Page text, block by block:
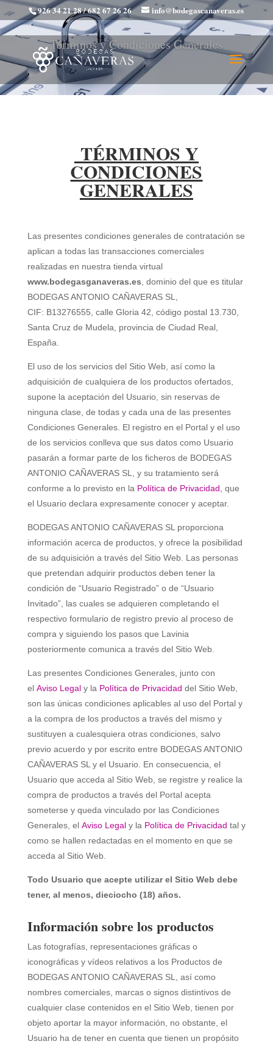
926 34 21 28 / 682 67 26 26 info@bodegascanaveras.es
Términos y Condiciones Generales
TÉRMINOS Y
CONDICIONES
GENERALES
Las presentes condiciones generales de contratación se
aplican a todas las transacciones comerciales
realizadas en nuestra tienda virtual
www.bodegasganaveras.es , dominio del que es titular
BODEGAS ANTONIO CAÑAVERAS SL
CIF: B13276555, calle Gloria 42 , código postal 13.730,
Santa Cruz de Mudela, provincia de Ciudad Real,
España.
El uso de los servicios del Sitio Web, así como la
adquisición de cualquiera de los productos ofertados,
supone la aceptación del Usuario, sin reservas de
ninguna clase, de todas y cada una de las presentes
Condiciones Generales. El registro en el Portal y el uso
de los servicios conlleva que sus datos como Usuario
pasarán a formar parte de los ficheros de BODEGAS
ANTONIO CAÑAVERAS SL
, y su tratamiento será
conforme a lo previsto en la Política de Privacidad que
el Usuario declara expresamente conocer y aceptar.
BODEGAS ANTONIO CAÑAVERAS SL proporciona
información acerca de productos, y ofrece la posibilidad
de su adquisición a través del Sitio Web. Las personas
que pretendan adquirir productos deben tener la
condición de “Usuario Registrado” o de “Usuario
Invitado”, las cuales se adquieren completando el
respectivo formulario de registro previo al proceso de
compra y siguiendo los pasos que Lavinia
posteriormente comunica a través del Sitio Web.
Las presentes Condiciones Generales, junto con
el Aviso Legaly la Política de Privacidad del Sitio Web,
son las únicas condiciones aplicables al uso del Portal y
a la compra de los productos a través del mismo y
sustituyen a cualesquiera otras condiciones, salvo
previo acuerdo y por escrito entre BODEGAS ANTONIO
CAÑAVERAS SL y el Usuario. En consecuencia, el
Usuario que acceda al Sitio Web, se registre y realice la
compra de productos a través del Portal acepta
someterse y queda vinculado por las Condiciones
Generales, el Aviso Legaly la Política de Privacidad tal y
como se hallen redactadas en el momento en que se
acceda al Sitio Web.
Todo Usuario que acepte utilizar el Sitio Web debe
tener, al menos, dieciocho (18) años.
Información sobre los productos
Las fotografías, representaciones gráficas o
iconográficas y vídeos relativos a los Productos de
BODEGAS ANTONIO CAÑAVERAS SL
, así como
nombres comerciales, marcas o signos distintivos de
cualquier clase contenidos en el Sitio Web, tienen por
objeto aportar la mayor información, no obstante, el
Usuario ha de tener en cuenta que tienen un propósito